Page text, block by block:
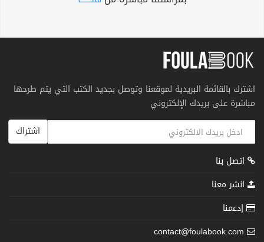
اشترك بالقائمة البريدية لموقعنا وتوصل بجديد الكتب التي يتم طرحها
مباشرة على بريدك الإلكتروني
اشتراك
اتصل بنا
انشر معنا
إدعمنا
contact@foulabook.com